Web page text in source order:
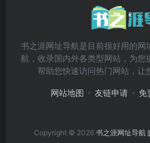
书之涯网址导航是目前很好用的网
航，收录国内外各类型网站，为您
帮助您快速访问热门网站，让
网站地图 友链申请 免
Copyright © 2026 书之涯网址导航